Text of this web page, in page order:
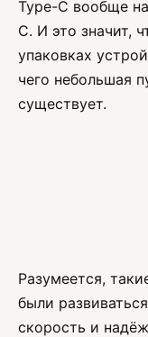
Type-С вообще
C. И это значит,
упаковках
чего небольшая
существует.
Разумеется,
были
скорость и